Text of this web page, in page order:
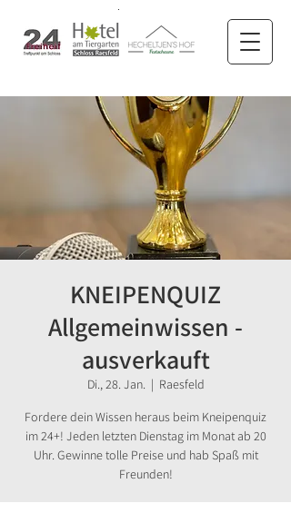
KNEIPENQUIZ
Allgemeinwissen -
ausverkauft
Di., 28. Jan.
  |
Raesfeld
Fordere dein Wissen heraus beim Kneipenquiz
im 24+! Jeden letzten Dienstag im Monat ab 20
Uhr. Gewinne tolle Preise und hab Spaß mit
Freunden!